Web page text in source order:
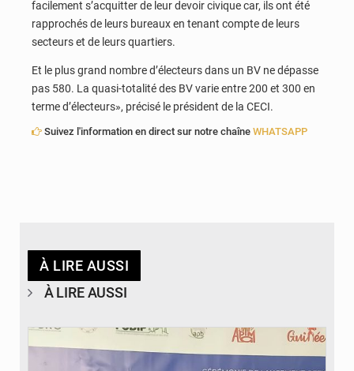
facilement s’acquitter de leur devoir civique car, ils ont été
rapprochés de leurs bureaux en tenant compte de leurs
secteurs et de leurs quartiers.
Et le plus grand nombre d’électeurs dans un BV ne dépasse
pas 580. La quasi-totalité des BV varie entre 200 et 300 en
terme d’électeurs», précisé le président de la CECI.
Suivez l'information en direct sur notre chaîne WHATSAPP
À LIRE AUSSI
À LIRE AUSSI